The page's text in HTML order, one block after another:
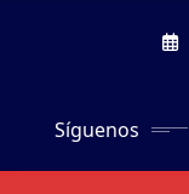
Síguenos